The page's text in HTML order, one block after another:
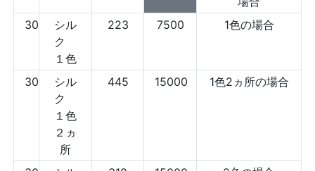
30
シル
ク
１色
223 7500 1色の場合
30
シル
ク
１色
２ヵ
所
445 15000 1色2ヵ所の場合